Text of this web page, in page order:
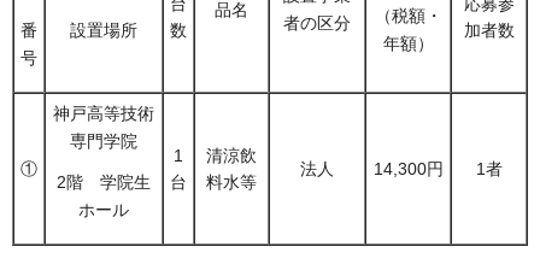
番
号
設置場所
数
品名
者の区分
（税額・
年額）
加者数
①
神戸高等技術
専門学院
2階 学院生
ホール
1
台
清涼飲
料水等
法人 14,300円 1者